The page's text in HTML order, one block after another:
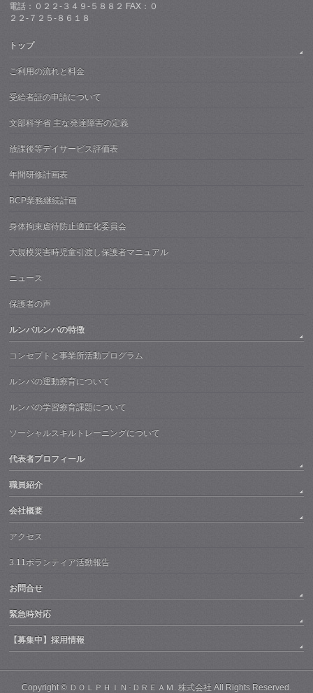
電話：０２２-３４９-５８８２ FAX：０
２２-７２５-８６１８
トップ
ご利用の流れと料金
受給者証の申請について
文部科学省 主な発達障害の定義
放課後等デイサービス評価表
年間研修計画表
BCP業務継続計画
身体拘束虐待防止適正化委員会
大規模災害時児童引渡し保護者マニュアル
ニュース
保護者の声
ルンバルンバの特徴
コンセプトと事業所活動プログラム
ルンバの運動療育について
ルンバの学習療育課題について
ソーシャルスキルトレーニングについて
代表者プロフィール
職員紹介
会社概要
アクセス
3.11ボランティア活動報告
お問合せ
緊急時対応
【募集中】採用情報
Copyright © ＤＯＬＰＨＩＮ･ＤＲＥＡＭ. 株式会社 All Rights Reserved.